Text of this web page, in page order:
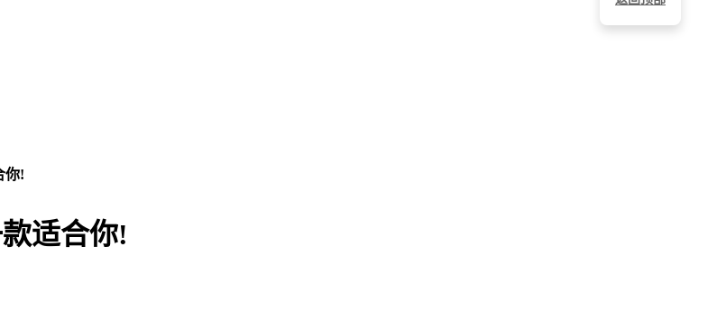
你!
适合你!